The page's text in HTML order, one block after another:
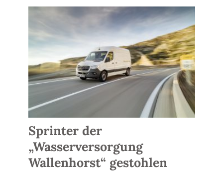
Sprinter der
„Wasserversorgung
Wallenhorst“ gestohlen